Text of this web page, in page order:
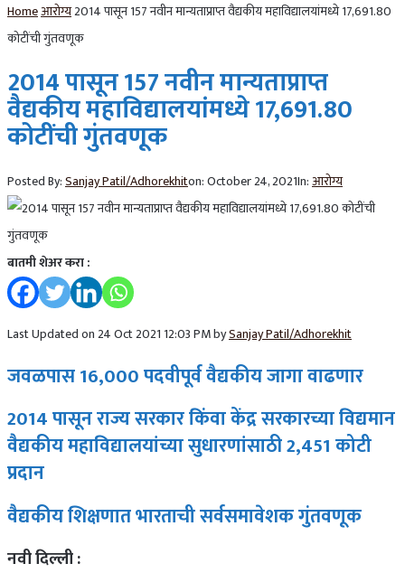
Homeआरोग्य2014 पासून 157 नवीन मान्यताप्राप्त वैद्यकीय महाविद्यालयांमध्ये 17,691.80
कोटींची गुंतवणूक
2014 पासून 157 नवीन मान्यताप्राप्त
वैद्यकीय महाविद्यालयांमध्ये 17,691.80
कोटींची गुंतवणूक
Posted By:Sanjay Patil/Adhorekhiton:October 24, 2021In:आरोग्य
बातमी शेअर करा :
Last Updated on 24 Oct 2021 12:03 PM bySanjay Patil/Adhorekhit
जवळपास 16,000 पदवीपूर्व वैद्यकीय जागा वाढणार
2014 पासून राज्य सरकार किंवा केंद्र सरकारच्या विद्यमान
वैद्यकीय महाविद्यालयांच्या सुधारणांसाठी 2,451 कोटी
प्रदान
वैद्यकीय शिक्षणात भारताची सर्वसमावेशक गुंतवणूक
नवी दिल्ली :